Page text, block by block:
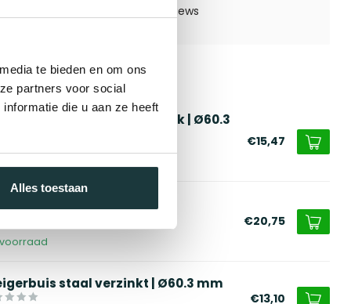
te bieden en om ons
partners voor social
die u aan ze heeft
Alles toestaan
producten
koppeling kniestuk | Ø60.3
€15,47
| Ø60.3 mm
€20,75
staal verzinkt | Ø60.3 mm
€13,10